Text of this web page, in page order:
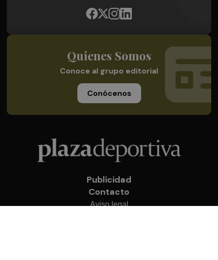
Quienes Somos
Conoce al grupo editorial
Conócenos
Publicidad
Contacto
Aviso legal